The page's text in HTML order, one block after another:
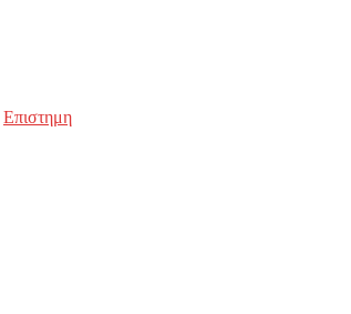
Επιστημη